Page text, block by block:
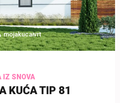
mojakucaivrt
IZ SNOVA
KUĆA TIP 81